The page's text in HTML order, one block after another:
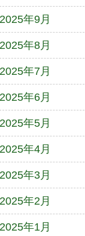
2025年9月
2025年8月
2025年7月
2025年6月
2025年5月
2025年4月
2025年3月
2025年2月
2025年1月